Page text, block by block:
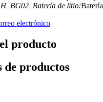
de litio:
electrónico
producto
de productos